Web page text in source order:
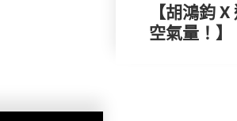
【胡鴻鈞
空氣量！】